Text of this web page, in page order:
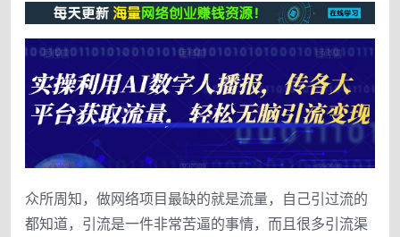
众所周知，做网络项目最缺的就是流量，自己引过流的
都知道，引流是一件非常苦逼的事情，而且很多引流渠